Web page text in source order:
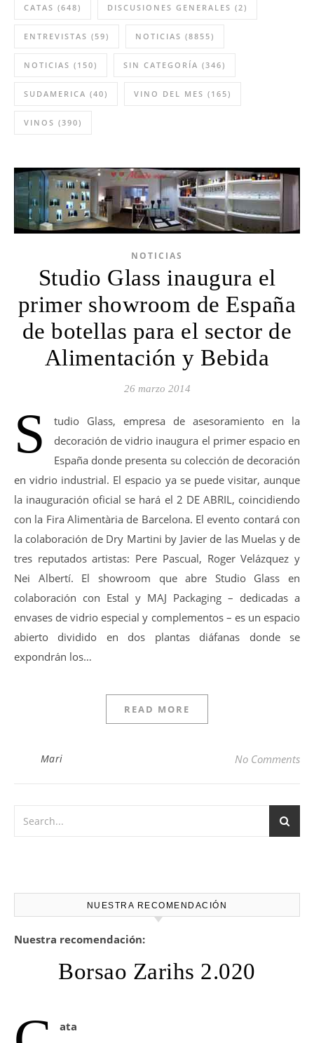
CATAS (648) DISCUSIONES GENERALES (2)
ENTREVISTAS (59) NOTICIAS (8855)
NOTICIAS (150) SIN CATEGORÍA (346)
SUDAMERICA (40) VINO DEL MES (165)
VINOS (390)
NOTICIAS
Studio Glass inaugura el
primer showroom de España
de botellas para el sector de
Alimentación y Bebida
26 marzo 2014
S
tudio Glass, empresa de asesoramiento en la
decoración de vidrio inaugura el primer espacio en
España donde presenta su colección de decoración
en vidrio industrial. El espacio ya se puede visitar, aunque
la inauguración oficial se hará el 2 DE ABRIL, coincidiendo
con la Fira Alimentària de Barcelona. El evento contará con
la colaboración de Dry Martini by Javier de las Muelas y de
tres reputados artistas: Pere Pascual, Roger Velázquez y
Nei Albertí. El showroom que abre Studio Glass en
colaboración con Estal y MAJ Packaging – dedicadas a
envases de vidrio especial y complementos – es un espacio
abierto dividido en dos plantas diáfanas donde se
expondrán los…
READ MORE
Mari No Comments
NUESTRA RECOMENDACIÓN
Nuestra recomendación:
Borsao Zarihs 2.020
ata